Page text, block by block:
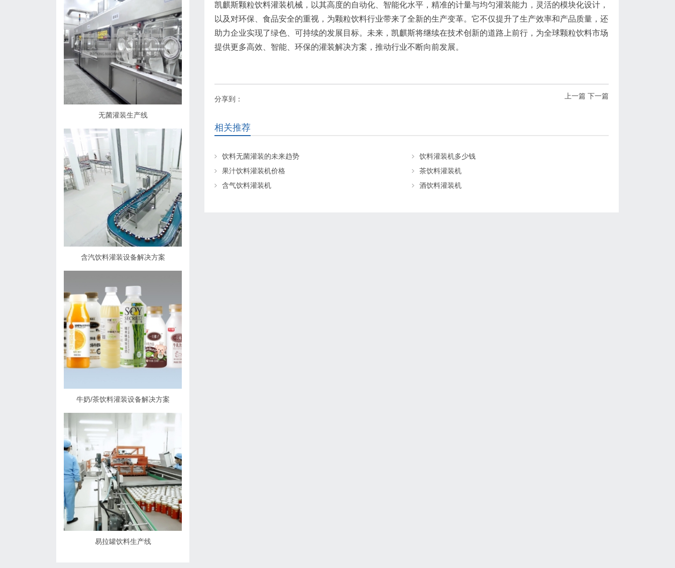
凯麒斯颗粒饮料灌装机械，以其高度的自动化、智能化水平，精准的计量与均匀灌装能力，灵活的模块化设计，
以及对环保、食品安全的重视，为颗粒饮料行业带来了全新的生产变革。它不仅提升了生产效率和产品质量，还
助力企业实现了绿色、可持续的发展目标。未来，凯麒斯将继续在技术创新的道路上前行，为全球颗粒饮料市场
提供更多高效、智能、环保的灌装解决方案，推动行业不断向前发展。
上一篇 下一篇
分享到：
相关推荐
饮料无菌灌装的未来趋势
饮料灌装机多少钱
果汁饮料灌装机价格
茶饮料灌装机
含气饮料灌装机
酒饮料灌装机
无菌灌装生产线
含汽饮料灌装设备解决方案
牛奶/茶饮料灌装设备解决方案
易拉罐饮料生产线